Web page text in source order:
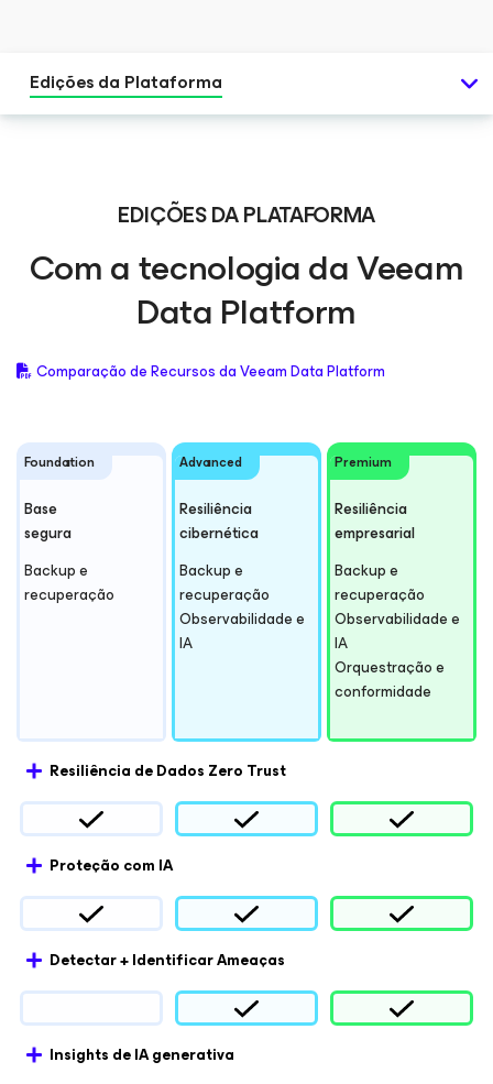
Edições da Plataforma
EDIÇÕES DA PLATAFORMA
Com a tecnologia da Veeam
Data Platform
Comparação de Recursos da Veeam Data Platform
Foundation
Base
segura
Advanced
Resiliência
cibernética
Premium
Resiliência
empresarial
Backup e
recuperação
Backup e
recuperação
Observabilidade e
IA
Backup e
recuperação
Observabilidade e
IA
Orquestração e
conformidade
Resiliência de Dados Zero Trust
Proteção com IA
Detectar + Identificar Ameaças
Insights de IA generativa